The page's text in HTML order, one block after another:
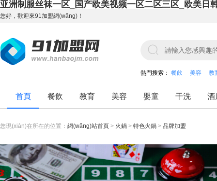
亚洲制服丝袜一区_国产欧美视频一区二区三区_欧美日
您好，歡迎來91加盟網(wǎng)！
熱門搜索： 餐飲 美容 教
首頁 餐飲 教育 美容 嬰童 干洗 酒
您現(xiàn)在所在的位置： 網(wǎng)站首頁 > 火鍋 > 特色火鍋 > 品牌加盟